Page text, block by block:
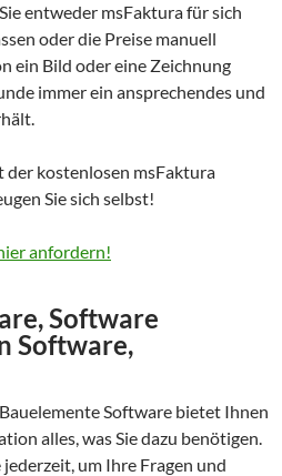
entweder msFaktura für sich
oder die Preise manuell
ein Bild oder eine Zeichnung
immer ein ansprechendes und
der kostenlosen msFaktura
Sie sich selbst!
anfordern!
Software
Software,
Software bietet Ihnen
alles, was Sie dazu benötigen.
um Ihre Fragen und